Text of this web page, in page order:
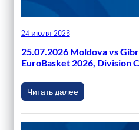
24 июля 2026
25.07.2026 Moldova vs
EuroBasket 2026, Division C
Читать далее